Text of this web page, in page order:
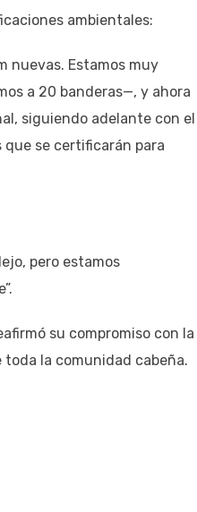
ambientales:
nuevas. Estamos muy
a 20 banderas—, y ahora
siguiendo adelante con el
que se certificarán para
pero estamos
su compromiso con la
la comunidad cabeña.